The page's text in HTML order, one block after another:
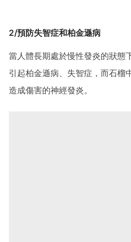
2/預防失智症和柏金遜病
當人體長期處於慢性發炎的狀態
引起柏金遜病、失智症，而石榴
造成傷害的神經發炎。